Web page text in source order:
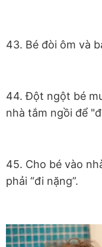
43. Bé đòi ôm và
44. Đột ngột bé
nhà tắm ngồi để
45. Cho bé vào
phải “đi nặng”.